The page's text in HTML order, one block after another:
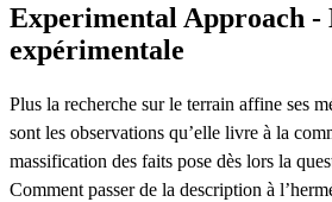
Experimental Approach -
expérimentale
Plus la recherche sur le terrain affine ses
sont les observations qu’elle livre à la
massification des faits pose dès lors la
Comment passer de la description à